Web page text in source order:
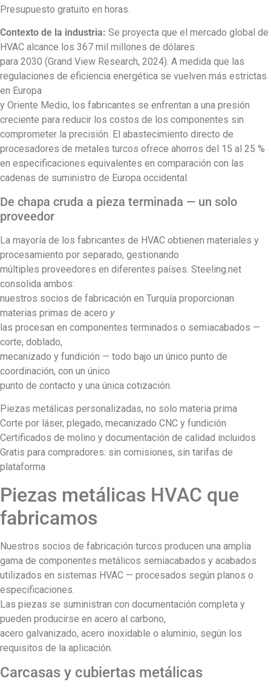
Presupuesto gratuito en horas.
Contexto de la industria: Se proyecta que el mercado global de
HVAC alcance los 367 mil millones de dólares
para 2030 (Grand View Research, 2024). A medida que las
regulaciones de eficiencia energética se vuelven más estrictas
en Europa
y Oriente Medio, los fabricantes se enfrentan a una presión
creciente para reducir los costos de los componentes sin
comprometer la precisión. El abastecimiento directo de
procesadores de metales turcos ofrece ahorros del 15 al 25 %
en especificaciones equivalentes en comparación con las
cadenas de suministro de Europa occidental.
De chapa cruda a pieza terminada — un solo
proveedor
La mayoría de los fabricantes de HVAC obtienen materiales y
procesamiento por separado, gestionando
múltiples proveedores en diferentes países. Steeling.net
consolida ambos:
nuestros socios de fabricación en Turquía proporcionan
materias primas de acero y
las procesan en componentes terminados o semiacabados —
corte, doblado,
mecanizado y fundición — todo bajo un único punto de
coordinación, con un único
punto de contacto y una única cotización.
Piezas metálicas personalizadas, no solo materia prima
Corte por láser, plegado, mecanizado CNC y fundición
Certificados de molino y documentación de calidad incluidos
Gratis para compradores: sin comisiones, sin tarifas de
plataforma
Piezas metálicas HVAC que
fabricamos
Nuestros socios de fabricación turcos producen una amplia
gama de componentes metálicos semiacabados y acabados
utilizados en sistemas HVAC — procesados según planos o
especificaciones.
Las piezas se suministran con documentación completa y
pueden producirse en acero al carbono,
acero galvanizado, acero inoxidable o aluminio, según los
requisitos de la aplicación.
Carcasas y cubiertas metálicas